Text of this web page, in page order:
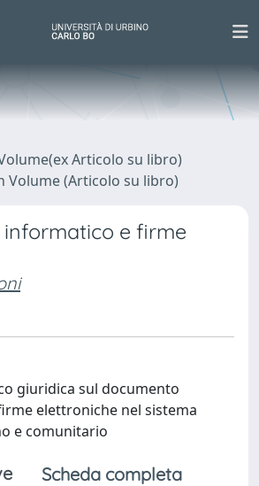
Articolo su libro)
Volume (Articolo su libro)
e firme
giuridica sul documento
elettroniche nel sistema
e comunitario
Scheda completa